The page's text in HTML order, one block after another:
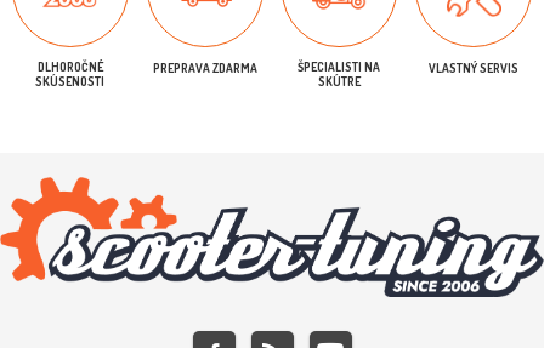
DLHOROČNÉ
SKÚSENOSTI
PREPRAVA ZDARMA
ŠPECIALISTI NA
SKÚTRE
VLASTNÝ SERVIS